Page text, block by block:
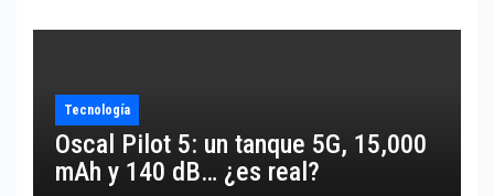
Tecnología
Oscal Pilot 5: un tanque 5G, 15,000
mAh y 140 dB… ¿es real?